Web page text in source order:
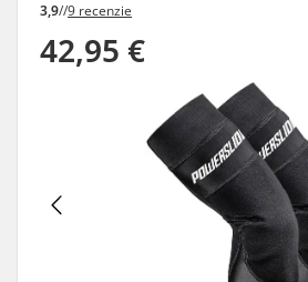
3,9//9 recenzie
42,95 €